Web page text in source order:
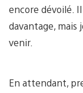
encore dévoilé.
davantage, mais
venir.
En attendant,